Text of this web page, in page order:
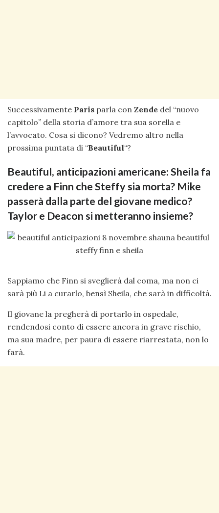
Successivamente Paris parla con Zende del “nuovo
capitolo” della storia d’amore tra sua sorella e
l’avvocato. Cosa si dicono? Vedremo altro nella
prossima puntata di “Beautiful“?
Beautiful, anticipazioni americane: Sheila fa
credere a Finn che Steffy sia morta? Mike
passerà dalla parte del giovane medico?
Taylor e Deacon si metteranno insieme?
Sappiamo che Finn si sveglierà dal coma, ma non ci
sarà più Li a curarlo, bensì Sheila, che sarà in difficoltà.
Il giovane la pregherà di portarlo in ospedale,
rendendosi conto di essere ancora in grave rischio,
ma sua madre, per paura di essere riarrestata, non lo
farà.